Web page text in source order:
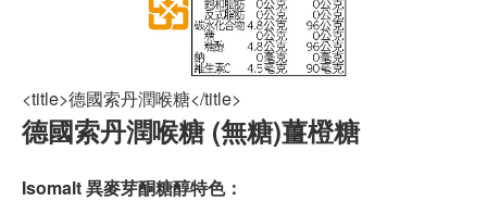
<title>德國索丹潤喉糖</title>
德國索丹潤喉糖 (無糖)薑橙糖
Isomalt 異麥芽酮糖醇特色：